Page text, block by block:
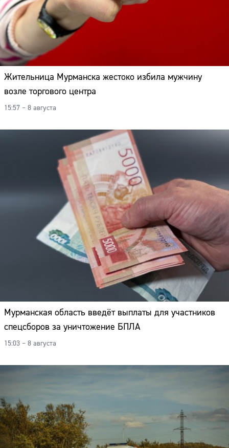
Жительница Мурманска жестоко избила мужчину
возле торгового центра
15:57 – 8 августа
Мурманская область введёт выплаты для участников
спецсборов за уничтожение БПЛА
15:03 – 8 августа
Адрес: